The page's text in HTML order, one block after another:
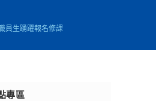
員生踴躍報名修課
專區